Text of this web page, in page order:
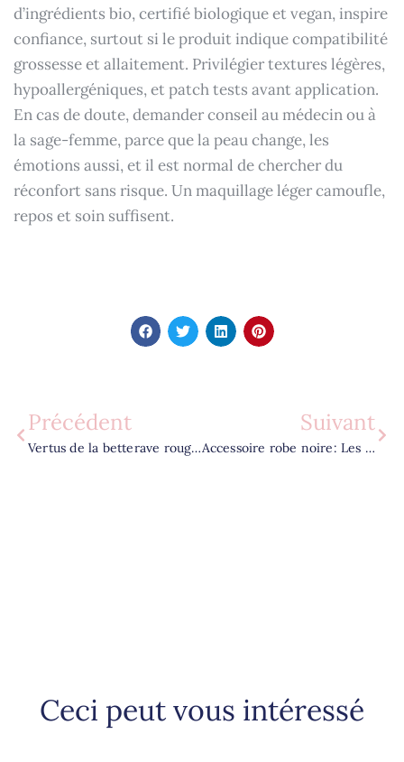
d’ingrédients bio, certifié biologique et vegan, inspire
confiance, surtout si le produit indique compatibilité
grossesse et allaitement. Privilégier textures légères,
hypoallergéniques, et patch tests avant application.
En cas de doute, demander conseil au médecin ou à
la sage-femme, parce que la peau change, les
émotions aussi, et il est normal de chercher du
réconfort sans risque. Un maquillage léger camoufle,
repos et soin suffisent.
Précédent
Vertus de la betterave rouge, quels bienfaits pour la tension et l’énergie ?
Suivant
Accessoire robe noire: Les 9 idées pour soirée, mariage et bureau
Ceci peut vous intéressé